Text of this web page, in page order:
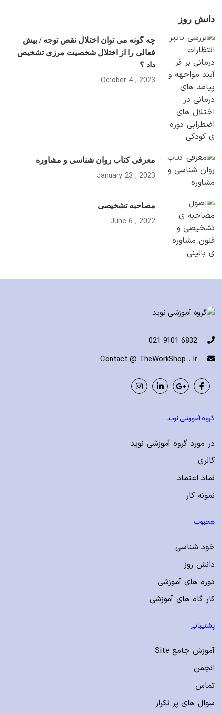
دانش روز
چه گونه می توان اختلال نقص توجه / بیش
فعالی را از اختلال شخصیت مرزی تشخیص
داد ؟
2023 , October 4
معرفی کتاب روان شناسی و مشاوره
2023 , January 23
مصاحبه تشخیصی
2022 , June 6
6832 9101 021
Contact @ TheWorkShop . Ir
Plus
گروه آموزشی نوید
در مورد گروه آموزشی نوید
گالری
نماد اعتماد
نمونه کار
محبوب
خود شناسی
دانش روز
دوره های آموزشی
کار گاه های آموزشی
پشتیبانی
آموزش جامع Site
انجمن
تماس
سوال های پر تکرار